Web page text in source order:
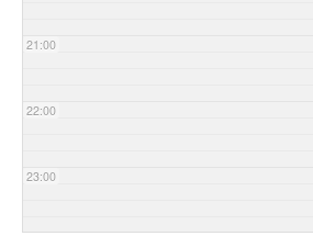
21:00
22:00
23:00